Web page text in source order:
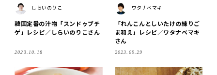
しらいのりこ
韓国定番の汁物「スンドゥブチ
ゲ」レシピ／しらいのりこさん
2023.10.18
ワタナベマキ
「れんこんとしいたけの練りご
ま和え」レシピ／ワタナベマキ
さん
2023.09.29